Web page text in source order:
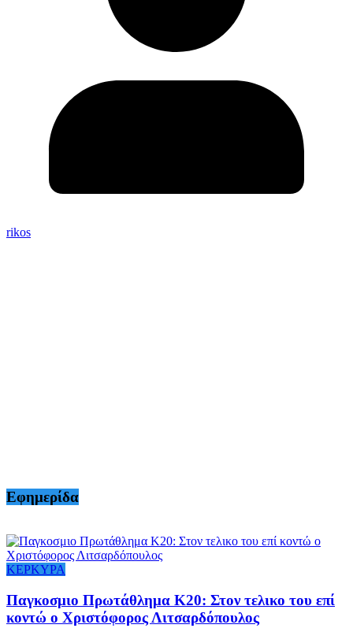
rikos
Εφημερίδα
ΚΕΡΚΥΡΑ
Παγκοσμιο Πρωτάθλημα Κ20: Στον τελικο του επί
κοντώ ο Χριστόφορος Λιτσαρδόπουλος